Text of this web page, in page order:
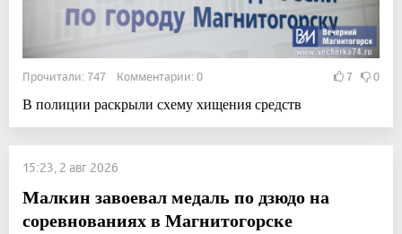
Прочитали: 747 Комментарии: 0 7 0
В полиции раскрыли схему хищения средств
15:23, 2 авг 2026
Малкин завоевал медаль по дзюдо на
соревнованиях в Магнитогорске